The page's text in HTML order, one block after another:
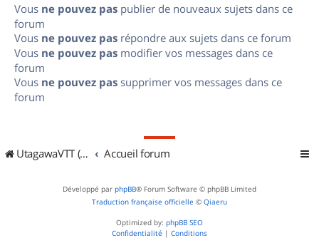
Vous ne pouvez pas publier de nouveaux sujets dans ce
forum
Vous ne pouvez pas répondre aux sujets dans ce forum
Vous ne pouvez pas modifier vos messages dans ce
forum
Vous ne pouvez pas supprimer vos messages dans ce
forum
UtagawaVTT (Randos VTT et VTTAE avec traces GPS) Accueil forum
Développé par phpBB® Forum Software © phpBB Limited
Traduction française officielle © Qiaeru
Optimized by: phpBB SEO
Confidentialité | Conditions